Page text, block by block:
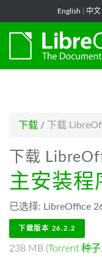
English 中文
下载 / 下载
下载
主安装程
已选择: LibreOffice
下载版本 26.2.2
238 MB (Torrent 种子,